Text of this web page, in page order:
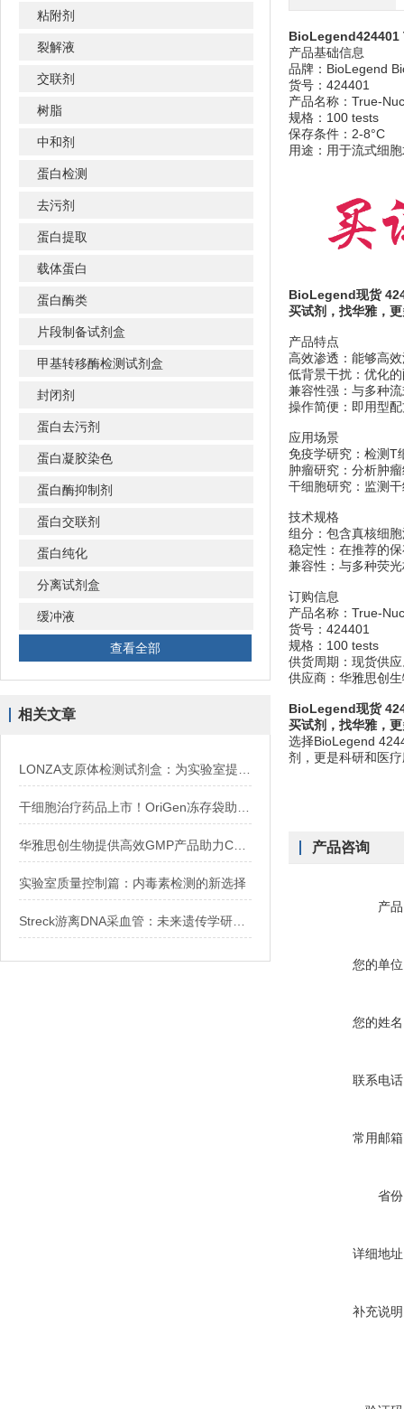
粘附剂
裂解液
交联剂
树脂
中和剂
蛋白检测
去污剂
蛋白提取
载体蛋白
蛋白酶类
片段制备试剂盒
甲基转移酶检测试剂盒
封闭剂
蛋白去污剂
蛋白凝胶染色
蛋白酶抑制剂
蛋白交联剂
蛋白纯化
分离试剂盒
缓冲液
查看全部
相关文章
实验室质量控制篇：内毒素检测的新选择
BioLegend424401
产品基础信息
品牌：BioLegend
货号：424401
产品名称：True-
规格：100 tests
保存条件：2-8°C
用途：用于流式细
BioLegend现货
买试剂，找华雅，
产品特点
高效渗透：能够高
低背景干扰：优化
兼容性强：与多种
操作简便：即用型
应用场景
免疫学研究：检测T
肿瘤研究：分析肿
干细胞研究：监测
技术规格
组分：包含真核细
稳定性：在推荐的
兼容性：与多种荧
订购信息
产品名称：True-
货号：424401
规格：100 tests
供货周期：现货供
供应商：华雅思创
BioLegend现货
买试剂，找华雅，
选择BioLegend
剂，更是科研和医
产品咨询
产
您的单
您的姓
联系电
常用邮
省
详细地
补充说